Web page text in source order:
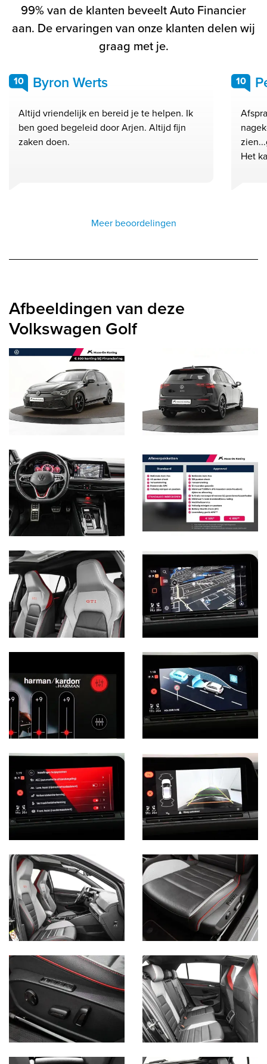
99% van de klanten beveelt Auto Financier
aan. De ervaringen van onze klanten delen wij
graag met je.
10 Byron Werts
Altijd vriendelijk en bereid je te helpen. Ik
ben goed begeleid door Arjen. Altijd fijn
zaken doen.
10
Het
Meer beoordelingen
Afbeeldingen van deze
Volkswagen Golf